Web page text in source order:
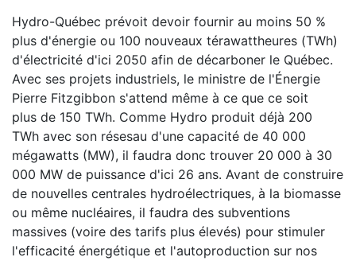
Hydro-Québec prévoit devoir fournir au moins 50 %
plus d'énergie ou 100 nouveaux térawattheures (TWh)
d'électricité d'ici 2050 afin de décarboner le Québec.
Avec ses projets industriels, le ministre de l'Énergie
Pierre Fitzgibbon s'attend même à ce que ce soit
plus de 150 TWh. Comme Hydro produit déjà 200
TWh avec son résesau d'une capacité de 40 000
mégawatts (MW), il faudra donc trouver 20 000 à 30
000 MW de puissance d'ici 26 ans. Avant de construire
de nouvelles centrales hydroélectriques, à la biomasse
ou même nucléaires, il faudra des subventions
massives (voire des tarifs plus élevés) pour stimuler
l'efficacité énergétique et l'autoproduction sur nos